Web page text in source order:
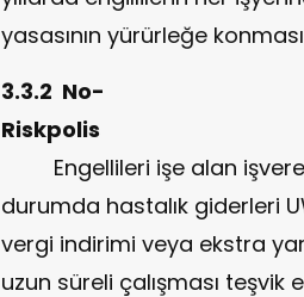
yasasının yürürleğe
3.3.2 No-
Engellileri işe alan
durumda hastalık giderleri
vergi indirimi veya ekstra
uzun süreli çalışması teşvik